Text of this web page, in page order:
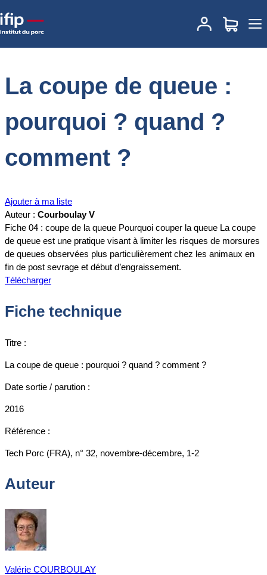
Accueil
La coupe de queue : pourquoi ? quand ?
comment ?
La coupe de queue :
pourquoi ? quand ?
comment ?
Ajouter à ma liste
Auteur : Courboulay V
Fiche 04 : coupe de la queue Pourquoi couper la queue La coupe
de queue est une pratique visant à limiter les risques de morsures
de queues observées plus particulièrement chez les animaux en
fin de post sevrage et début d’engraissement.
Télécharger
Fiche technique
Titre :
La coupe de queue : pourquoi ? quand ? comment ?
Date sortie / parution :
2016
Référence :
Tech Porc (FRA), n° 32, novembre-décembre, 1-2
Auteur
Valérie COURBOULAY